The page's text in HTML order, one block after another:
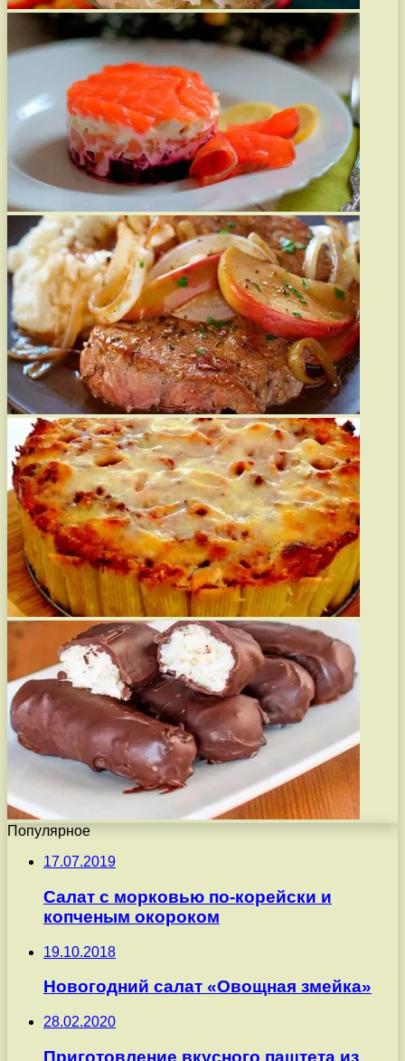
Популярное
17.07.2019
Салат с морковью по-корейски и
копченым окороком
19.10.2018
Новогодний салат «Овощная змейка»
28.02.2020
Приготовление вкусного паштета из